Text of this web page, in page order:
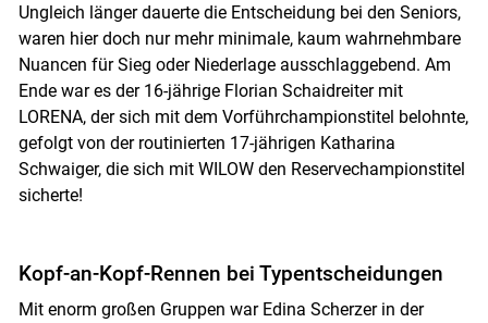
Skip to main content
Ungleich länger dauerte die Entscheidung bei den Seniors,
waren hier doch nur mehr minimale, kaum wahrnehmbare
Nuancen für Sieg oder Niederlage ausschlaggebend. Am
Ende war es der 16-jährige Florian Schaidreiter mit
LORENA, der sich mit dem Vorführchampionstitel belohnte,
gefolgt von der routinierten 17-jährigen Katharina
Schwaiger, die sich mit WILOW den Reservechampionstitel
sicherte!
Kopf-an-Kopf-Rennen bei Typentscheidungen
Mit enorm großen Gruppen war Edina Scherzer in der